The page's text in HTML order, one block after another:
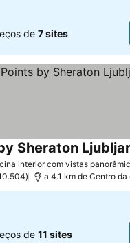
de 7 sites
interior com vistas
Sheraton
a 4.1 km de Centro
de 11 sites